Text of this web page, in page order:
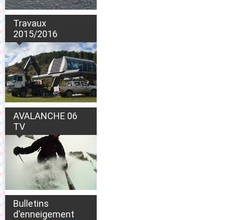
Travaux
2015/2016
AVALANCHE 06
TV
Bulletins
d'enneigement